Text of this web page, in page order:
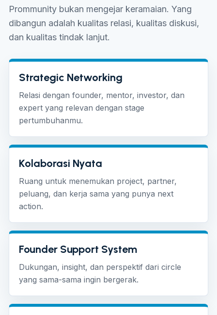
Prommunity bukan mengejar keramaian. Yang
dibangun adalah kualitas relasi, kualitas diskusi,
dan kualitas tindak lanjut.
Strategic Networking
Relasi dengan founder, mentor, investor, dan
expert yang relevan dengan stage
pertumbuhanmu.
Kolaborasi Nyata
Ruang untuk menemukan project, partner,
peluang, dan kerja sama yang punya next
action.
Founder Support System
Dukungan, insight, dan perspektif dari circle
yang sama-sama ingin bergerak.